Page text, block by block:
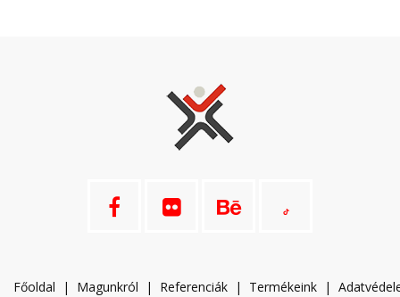
Főoldal | Magunkról | Referenciák | Termékeink | A